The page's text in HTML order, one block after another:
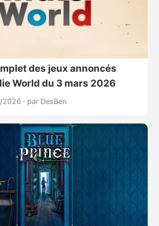
des jeux annoncés
World du 3 mars 2026
2026 · par DesBen